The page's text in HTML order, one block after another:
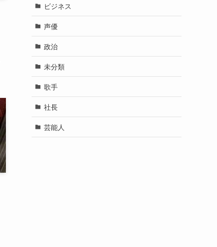
ビジネス
声優
政治
未分類
歌手
社長
芸能人